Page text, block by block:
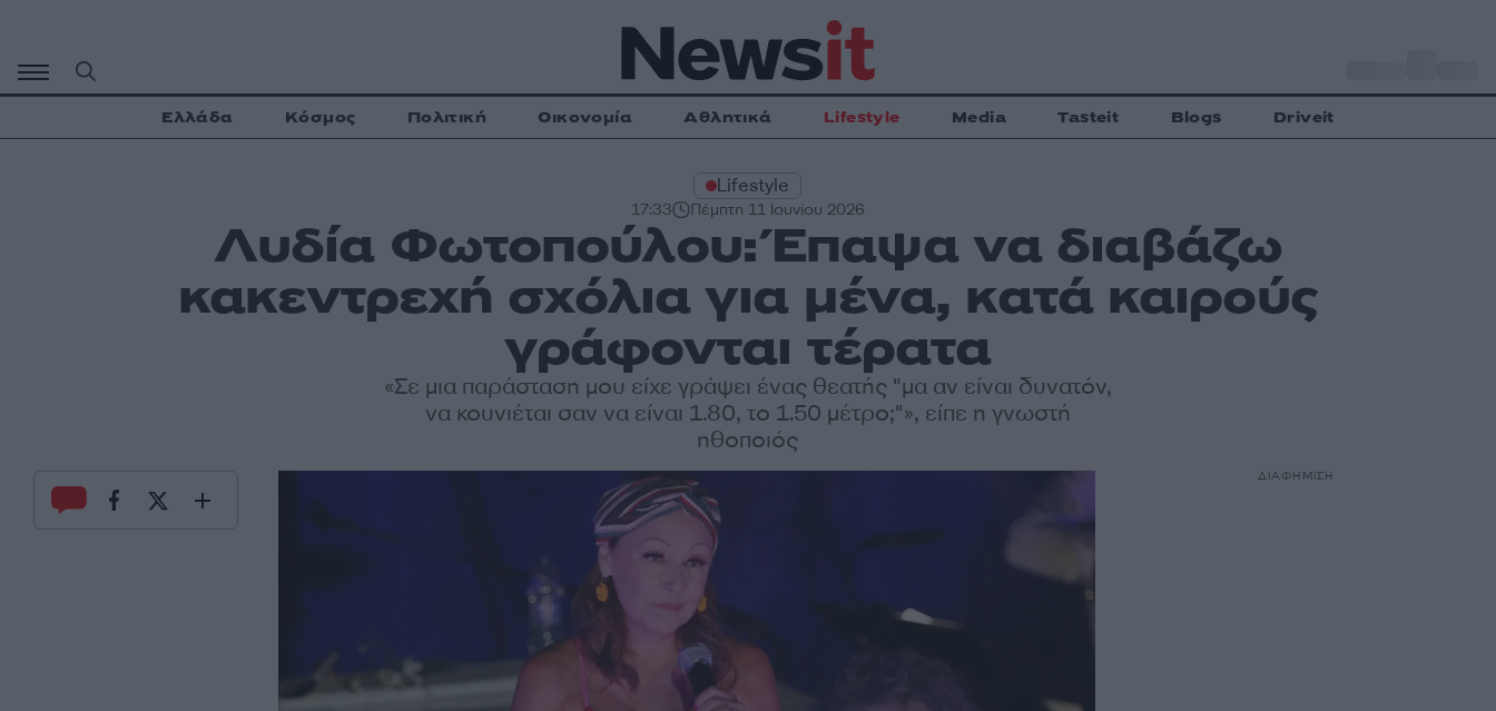
περιεχόμενο
Ελλάδα Κόσμος Πολιτική Οικονομία Αθλητικά Lifestyle Media Tasteit Blogs Driveit
Lifestyle
17:33 Πέμπτη 11 Ιουνίου 2026
Λυδία Φωτοπούλου: Έπαψα να διαβάζω
κακεντρεχή σχόλια για μένα, κατά καιρούς
γράφονται τέρατα
«Σε μια παράσταση μου είχε γράψει ένας θεατής "μα αν είναι δυνατόν,
να κουνιέται σαν να είναι 1.80, το 1.50 μέτρο;"», είπε η γνωστή
ηθοποιός
ΔΙΑΦΗΜΙΣΗ